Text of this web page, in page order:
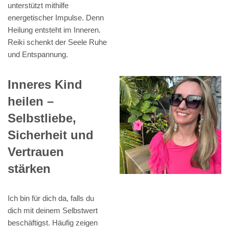
unterstützt mithilfe
energetischer Impulse. Denn
Heilung entsteht im Inneren.
Reiki schenkt der Seele Ruhe
und Entspannung.
Inneres Kind
heilen –
Selbstliebe,
Sicherheit und
Vertrauen
stärken
Ich bin für dich da, falls du
dich mit deinem Selbstwert
beschäftigst. Häufig zeigen